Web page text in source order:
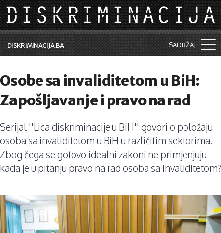
Skip to main content
DISKRIMINACIJA.BA SADRŽAJ
Vijesti i događaji
Aktuelne teme
Kolumne
Lične priče
Saradnja sa medijima
Osobe sa invaliditetom u BiH:
Zapošljavanje i pravo na rad
Serijal ''Lica diskriminacije u BiH'' govori o položaju
osoba sa invaliditetom u BiH u različitim sektorima.
Zbog čega se gotovo idealni zakoni ne primjenjuju
kada je u pitanju pravo na rad osoba sa invaliditetom?